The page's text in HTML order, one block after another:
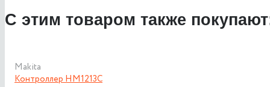
С этим товаром также
Makita
Контроллер HM1213C